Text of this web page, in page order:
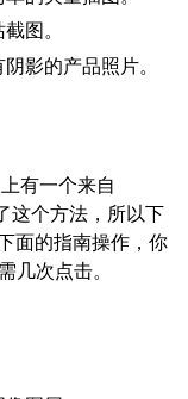
图。
影的产品照片。
有一个来自
这个方法，所以下
面的指南操作，你
几次点击。